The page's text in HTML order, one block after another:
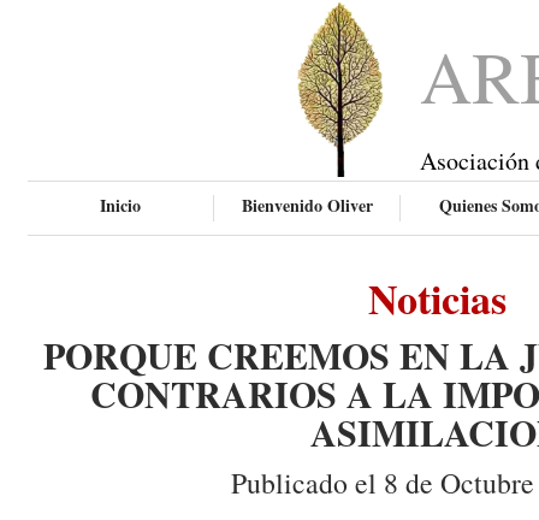
Asociación
Inicio Bienvenido Oliver Quienes
Noticias
PORQUE CREEMOS EN LA
CONTRARIOS A LA
Publicado el 8 de